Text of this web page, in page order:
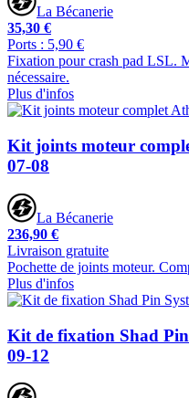
La Bécanerie
35,30 €
Ports : 5,90 €
Fixation pour crash pad LSL.
nécessaire.
Plus d'infos
Kit joints moteur
07-08
La Bécanerie
236,90 €
Livraison gratuite
Pochette de joints moteur.
Plus d'infos
Kit de fixation Shad
09-12